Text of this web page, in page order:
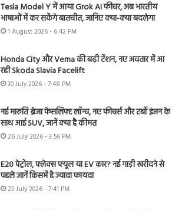
Tesla Model Y में आया Grok AI फीचर, अब भारतीय
भाषाओं में कर सकेंगे बातचीत, जानिए क्या-क्या बदलेगा
1 August 2026 - 6:42 PM
Honda City और Verna की बढ़ी टेंशन, नए अवतार में आ
रही Skoda Slavia Facelift
30 July 2026 - 7:48 PM
नई मारुति ब्रेजा फेसलिफ्ट लॉन्च, नए फीचर्स और टर्बो इंजन के
साथ आई SUV, जानें क्या है कीमत
26 July 2026 - 3:56 PM
E20 पेट्रोल, फ्लेक्स फ्यूल या EV कार? नई गाड़ी खरीदने से
पहले जानें किसमें है ज्यादा फायदा
23 July 2026 - 7:41 PM